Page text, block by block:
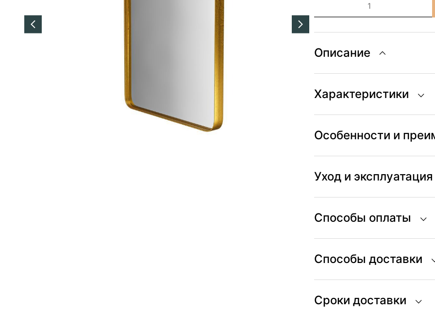
Зеркало
металлической
BRITANNIC
Описание
Характеристики
Особенности и
Уход и эксплуатация
Способы оплаты
Способы доставки
Сроки доставки